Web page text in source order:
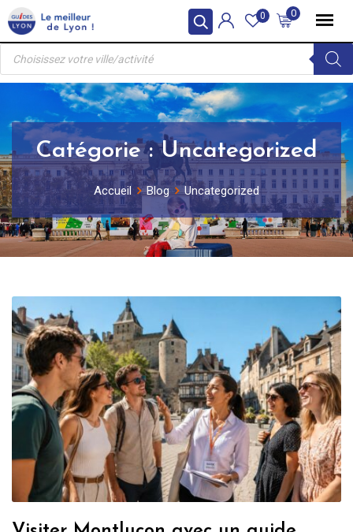
Skip
to
content
0
0
Recherche
produits
Catégorie :Uncategorized
Accueil Blog Uncategorized